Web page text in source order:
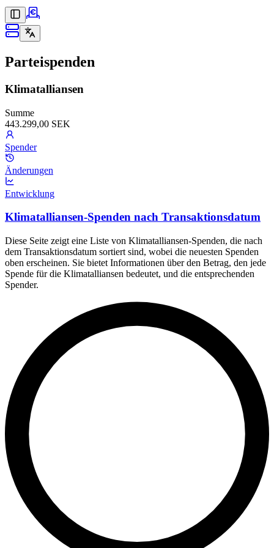
Parteispenden
Klimatalliansen
Summe
443.299,00 SEK
Spender
Änderungen
Entwicklung
Klimatalliansen-Spenden nach Transaktionsdatum
Diese Seite zeigt eine Liste von Klimatalliansen-Spenden, die nach
dem Transaktionsdatum sortiert sind, wobei die neuesten Spenden
oben erscheinen. Sie bietet Informationen über den Betrag, den jede
Spende für die Klimatalliansen bedeutet, und die entsprechenden
Spender.